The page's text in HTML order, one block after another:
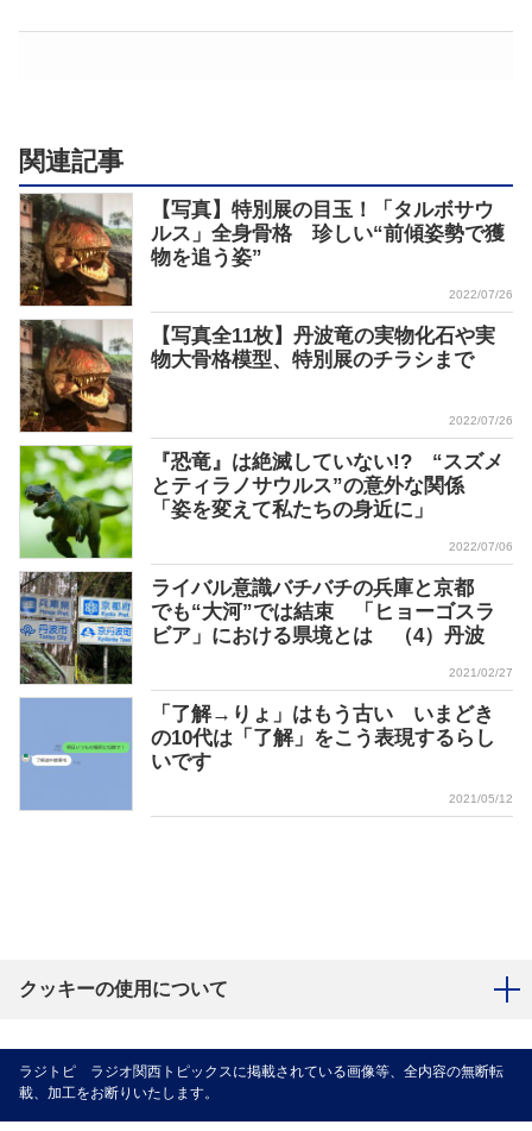
関連記事
【写真】特別展の目玉！「タルボサウ
ルス」全身骨格 珍しい“前傾姿勢で獲
物を追う姿”
2022/07/26
【写真全11枚】丹波竜の実物化石や実
物大骨格模型、特別展のチラシまで
2022/07/26
『恐竜』は絶滅していない!? “スズメ
とティラノサウルス”の意外な関係
「姿を変えて私たちの身近に」
2022/07/06
ライバル意識バチバチの兵庫と京都
でも“大河”では結束 「ヒョーゴスラ
ビア」における県境とは （4）丹波
2021/02/27
「了解→りょ」はもう古い いまどき
の10代は「了解」をこう表現するらし
いです
2021/05/12
クッキーの使用について
ラジトピ ラジオ関西トピックスに掲載されている画像等、全内容の無断転
載、加工をお断りいたします。